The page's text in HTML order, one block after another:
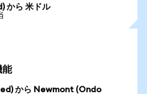
から 米ドル
能
から Newmont (Ondo